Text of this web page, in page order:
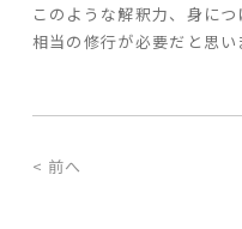
このような解釈力、身につ
相当の修行が必要だと思い
< 前へ